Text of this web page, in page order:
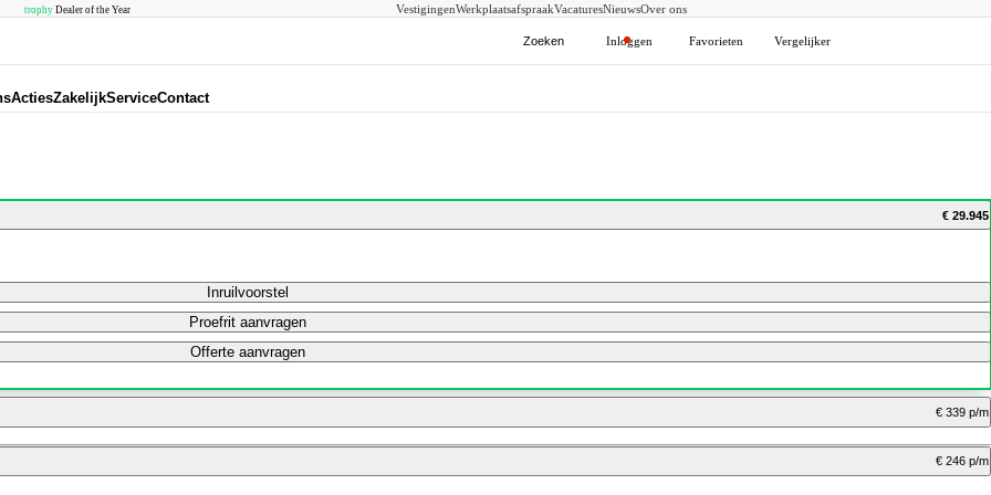
trophy Dealer of the Year VestigingenWerkplaatsafspraakVacaturesNieuwsOver ons
Zoeken Inloggen Favorieten Vergelijker
ActiesZakelijkServiceContact
€ 29.945
Inruilvoorstel
Proefrit aanvragen
Offerte aanvragen
€ 339 p/m
Bereken mijn maandbedrag
€ 246 p/m